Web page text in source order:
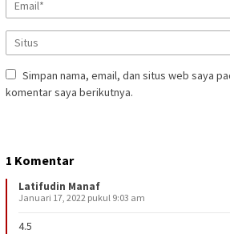
Simpan nama, email, dan situs web saya
komentar saya berikutnya.
1 Komentar
Latifudin Manaf
Januari 17, 2022 pukul 9:03 am
4.5